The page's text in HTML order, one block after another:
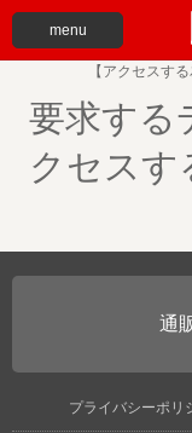
menu
【アクセスす
要求する
クセスす
プライバシーポリ